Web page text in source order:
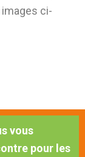
ci-
vous
pour les